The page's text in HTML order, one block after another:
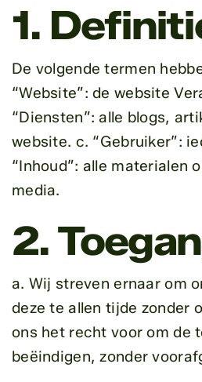
1.
De volgende termen
“Website”: de website
“Diensten”: alle blogs,
website. c. “Gebruiker”:
“Inhoud”: alle materialen
media.
2.
a. Wij streven ernaar om
deze te allen tijde zonder
ons het recht voor om de
beëindigen, zonder